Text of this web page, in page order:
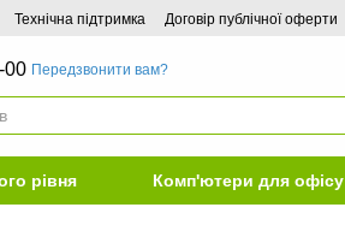
Технічна підтримка Договір публічної оферти
00 Передзвонити вам?
рівня Комп'ютери для офісу